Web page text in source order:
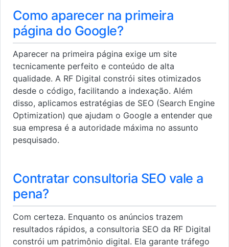
Como aparecer na primeira
página do Google?
Aparecer na primeira página exige um site
tecnicamente perfeito e conteúdo de alta
qualidade. A RF Digital constrói sites otimizados
desde o código, facilitando a indexação. Além
disso, aplicamos estratégias de SEO (Search Engine
Optimization) que ajudam o Google a entender que
sua empresa é a autoridade máxima no assunto
pesquisado.
Contratar consultoria SEO vale a
pena?
Com certeza. Enquanto os anúncios trazem
resultados rápidos, a consultoria SEO da RF Digital
constrói um patrimônio digital. Ela garante tráfego